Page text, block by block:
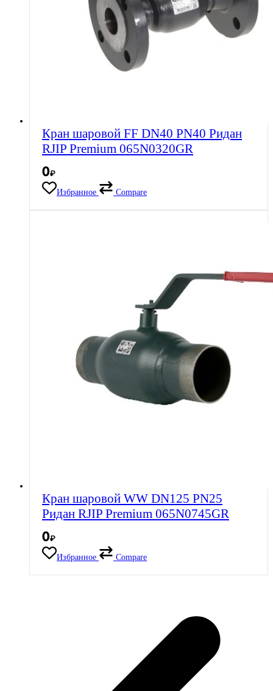
Кран шаровой FF DN40 PN40 Ридан
RJIP Premium 065N0320GR
0₽
Избранное Compare
Кран шаровой WW DN125 PN25
Ридан RJIP Premium 065N0745GR
0₽
Избранное Compare